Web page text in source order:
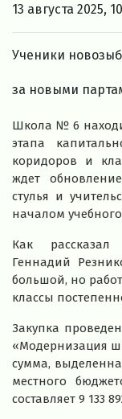
13 августа 2025,
Ученики
за новыми
Школа № 6
этапа
коридоров и
ждет
стулья и
началом
Как рассказал
Геннадий
большой, но
классы
Закупка
«Модернизация
сумма,
местного
составляет 9 133